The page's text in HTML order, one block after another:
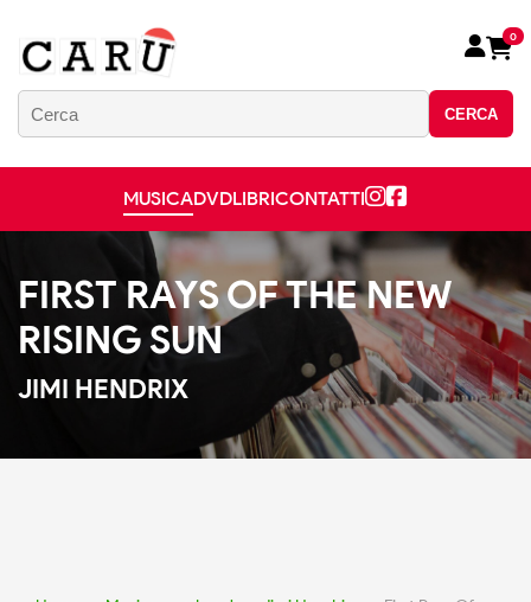
CERCA
0
MUSICADVDLIBRICONTATTI
FIRST RAYS OF THE NEW
RISING SUN
JIMI HENDRIX